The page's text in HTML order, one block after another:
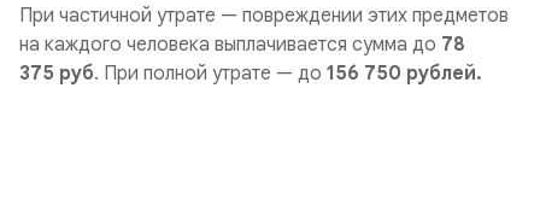
При частичной утрате — повреждении этих предметов
на каждого человека выплачивается сумма до 78
375 руб. При полной утрате — до 156 750 рублей.